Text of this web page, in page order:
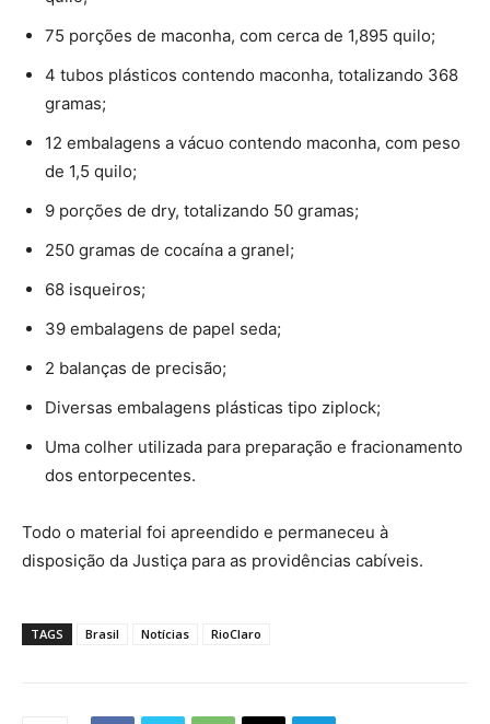
75 porções de maconha, com cerca de 1,895 quilo;
4 tubos plásticos contendo maconha, totalizando 368
gramas;
12 embalagens a vácuo contendo maconha, com peso
de 1,5 quilo;
9 porções de dry, totalizando 50 gramas;
250 gramas de cocaína a granel;
68 isqueiros;
39 embalagens de papel seda;
2 balanças de precisão;
Diversas embalagens plásticas tipo ziplock;
Uma colher utilizada para preparação e fracionamento
dos entorpecentes.
Todo o material foi apreendido e permaneceu à
disposição da Justiça para as providências cabíveis.
TAGS Brasil Notícias RioClaro